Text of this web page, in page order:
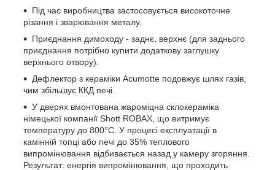
Під час виробництва застосовується високоточне
різання і зварювання металу.
Приєднання димоходу - заднє, верхнє (для заднього
приєднання потрібно купити додаткову заглушку
верхнього отвору).
Дефлектор з кераміки Acumotte подовжує шлях газів,
чим збільшує ККД печі.
У дверях вмонтована жароміцна склокераміка
німецької компанії Shott ROBAX, що витримує
температуру до 800°C. У процесі експлуатації в
камінній топці або печі до 35% теплового
випромінювання відбивається назад у камеру згоряння.
Результат: енергія випромінювання, що проходить